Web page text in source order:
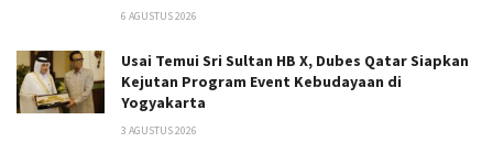
6 AGUSTUS 2026
Usai Temui Sri Sultan HB X, Dubes Qatar Siapkan
Kejutan Program Event Kebudayaan di
Yogyakarta
3 AGUSTUS 2026